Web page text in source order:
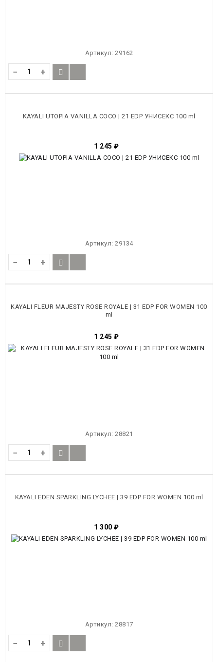
Артикул: 29162
− +
KAYALI UTOPIA VANILLA COCO | 21 EDP УНИСЕКС 100 ml
1 245 ₽
Артикул: 29134
− +
KAYALI FLEUR MAJESTY ROSE ROYALE | 31 EDP FOR WOMEN 100
ml
1 245 ₽
Артикул: 28821
− +
KAYALI EDEN SPARKLING LYCHEE | 39 EDP FOR WOMEN 100 ml
1 300 ₽
Артикул: 28817
− +